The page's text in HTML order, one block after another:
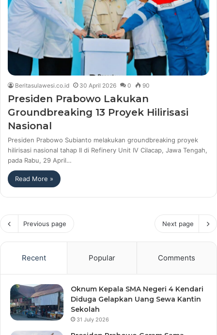
Beritasulawesi.co.id 30 April 2026 0 90
Presiden Prabowo Lakukan
Groundbreaking 13 Proyek Hilirisasi
Nasional
Presiden Prabowo Subianto melakukan groundbreaking proyek
hilirisasi nasional tahap II di Refinery Unit IV Cilacap, Jawa Tengah,
pada Rabu, 29 April…
Read More »
Previous page Next page
Recent Popular Comments
Oknum Kepala SMA Negeri 4 Kendari
Diduga Gelapkan Uang Sewa Kantin
Sekolah
31 July 2026